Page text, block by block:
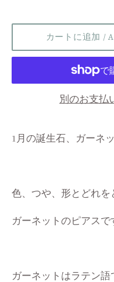
ー
/
カートに追加 /
別のお支払
1月の誕生石、ガーネ
色、つや、形とどれを
ガーネットのピアスで
ガーネットはラテン語